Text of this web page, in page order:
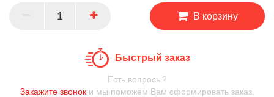
В корзину
Быстрый заказ
Есть вопросы?
Закажите звоноки мы поможем Вам сформировать заказ.